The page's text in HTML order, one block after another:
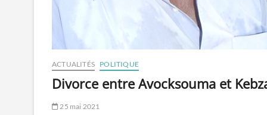
ACTUALITÉS POLITIQUE
Divorce entre Avocksouma et
25 mai 2021